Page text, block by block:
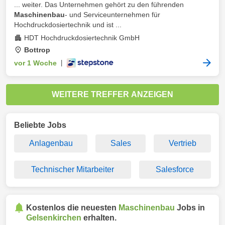
... weiter. Das Unternehmen gehört zu den führenden
Maschinenbau- und Serviceunternehmen für
Hochdruckdosiertechnik und ist ...
HDT Hochdruckdosiertechnik GmbH
Bottrop
vor 1 Woche
WEITERE TREFFER ANZEIGEN
Beliebte Jobs
Anlagenbau Sales Vertrieb
Technischer Mitarbeiter Salesforce
Kostenlos die neuesten Maschinenbau Jobs in
Gelsenkirchen erhalten.